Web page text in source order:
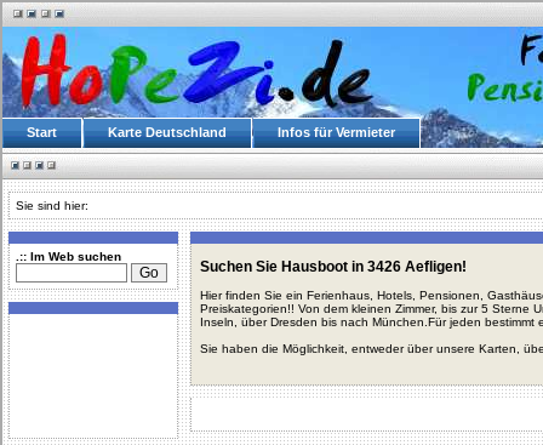
Start Karte Deutschland Infos für Vermieter
Sie sind hier:
.:: Im Web suchen
Suchen Sie Hausboot in 3426 Aefligen!
Hier finden Sie ein Ferienhaus, Hotels, Pensionen,
Preiskategorien!! Von dem kleinen Zimmer, bis zur 5 Sterne
Inseln, über Dresden bis nach München.Für jeden bestimmt
Sie haben die Möglichkeit, entweder über unsere Karten,